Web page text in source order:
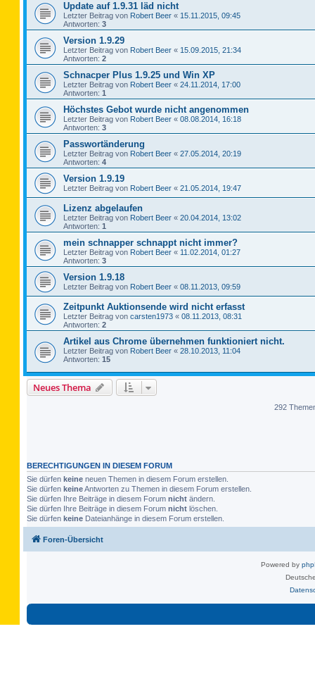
Update auf 1.9.31 läd nicht
Letzter Beitrag von Robert Beer « 15.11.2015, 09:45
Antworten: 3
Version 1.9.29
Letzter Beitrag von Robert Beer « 15.09.2015, 21:34
Antworten: 2
Schnacper Plus 1.9.25 und Win XP
Letzter Beitrag von Robert Beer « 24.11.2014, 17:00
Antworten: 1
Höchstes Gebot wurde nicht angenommen
Letzter Beitrag von Robert Beer « 08.08.2014, 16:18
Antworten: 3
Passwortänderung
Letzter Beitrag von Robert Beer « 27.05.2014, 20:19
Antworten: 4
Version 1.9.19
Letzter Beitrag von Robert Beer « 21.05.2014, 19:47
Lizenz abgelaufen
Letzter Beitrag von Robert Beer « 20.04.2014, 13:02
Antworten: 1
mein schnapper schnappt nicht immer?
Letzter Beitrag von Robert Beer « 11.02.2014, 01:27
Antworten: 3
Version 1.9.18
Letzter Beitrag von Robert Beer « 08.11.2013, 09:59
Zeitpunkt Auktionsende wird nicht erfasst
Letzter Beitrag von carsten1973 « 08.11.2013, 08:31
Antworten: 2
Artikel aus Chrome übernehmen funktioniert nicht.
Letzter Beitrag von Robert Beer « 28.10.2013, 11:04
Antworten: 15
Neues Thema
292
BERECHTIGUNGEN IN DIESEM FORUM
Sie dürfen keine neuen Themen in diesem Forum erstellen.
Sie dürfen keineAntworten zu Themen in diesem Forum erstellen.
Sie dürfen Ihre Beiträge in diesem Forum nicht ändern.
Sie dürfen Ihre Beiträge in diesem Forum nicht löschen.
Sie dürfen keine Dateianhänge in diesem Forum erstellen.
Foren-Übersicht
Powered by